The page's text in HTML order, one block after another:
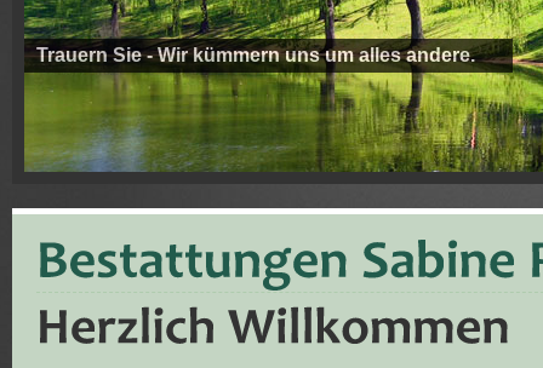
Trauern Sie - Wir kümmern uns um alles andere.